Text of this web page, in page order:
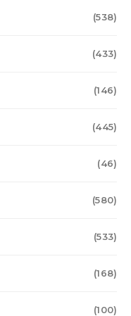
(538)
(433)
(146)
(445)
(46)
(580)
(533)
(168)
(100)